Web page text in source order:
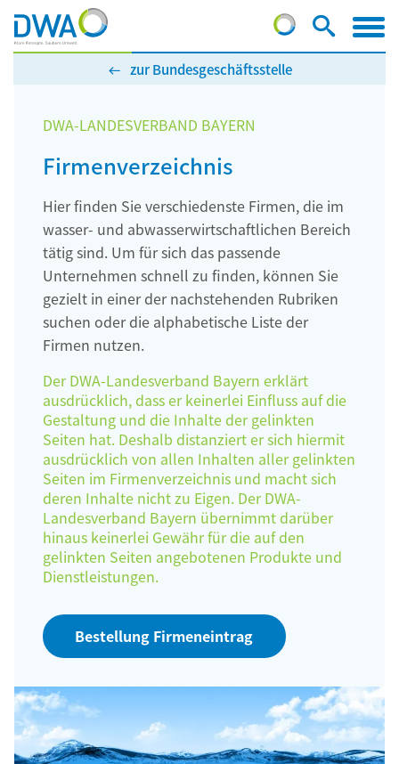
zur Bundesgeschäftsstelle
DWA-LANDESVERBAND BAYERN
Firmenverzeichnis
Hier finden Sie verschiedenste Firmen, die im
wasser- und abwasserwirtschaftlichen Bereich
tätig sind. Um für sich das passende
Unternehmen schnell zu finden, können Sie
gezielt in einer der nachstehenden Rubriken
suchen oder die alphabetische Liste der
Firmen nutzen.
Der DWA-Landesverband Bayern erklärt
ausdrücklich, dass er keinerlei Einfluss auf die
Gestaltung und die Inhalte der gelinkten
Seiten hat. Deshalb distanziert er sich hiermit
ausdrücklich von allen Inhalten aller gelinkten
Seiten im Firmenverzeichnis und macht sich
deren Inhalte nicht zu Eigen. Der DWA-
Landesverband Bayern übernimmt darüber
hinaus keinerlei Gewähr für die auf den
gelinkten Seiten angebotenen Produkte und
Dienstleistungen.
Bestellung Firmeneintrag